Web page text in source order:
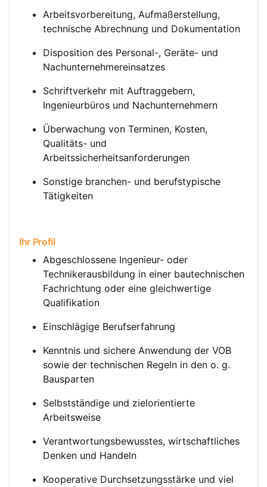
Arbeitsvorbereitung, Aufmaßerstellung,
technische Abrechnung und Dokumentation
Disposition des Personal-, Geräte- und
Nachunternehmereinsatzes
Schriftverkehr mit Auftraggebern,
Ingenieurbüros und Nachunternehmern
Überwachung von Terminen, Kosten,
Qualitäts- und
Arbeitssicherheitsanforderungen
Sonstige branchen- und berufstypische
Tätigkeiten
Ihr Profil
Abgeschlossene Ingenieur- oder
Technikerausbildung in einer bautechnischen
Fachrichtung oder eine gleichwertige
Qualifikation
Einschlägige Berufserfahrung
Kenntnis und sichere Anwendung der VOB
sowie der technischen Regeln in den o. g.
Bausparten
Selbstständige und zielorientierte
Arbeitsweise
Verantwortungsbewusstes, wirtschaftliches
Denken und Handeln
Kooperative Durchsetzungsstärke und viel